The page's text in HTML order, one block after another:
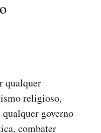
qualquer
religioso,
governo
combater